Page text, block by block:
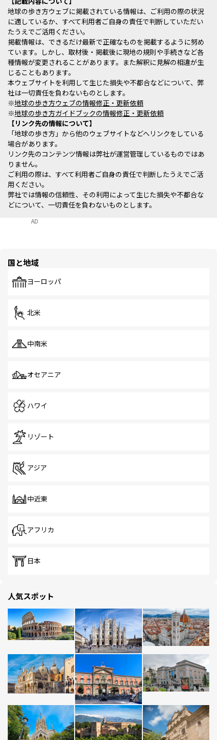
地球の歩き方ウェブに掲載されている情報は、ご利用の際の状況
に適しているか、すべて利用者ご自身の責任で判断していただい
たうえでご活用ください。
掲載情報は、できるだけ最新で正確なものを掲載するように努め
ています。しかし、取材後・掲載後に現地の規則や手続きなど各
種情報が変更されることがあります。また解釈に見解の相違が生
じることもあります。
本ウェブサイトを利用して生じた損失や不都合などについて、弊
社は一切責任を負わないものとします。
※地球の歩き方ウェブの情報修正・更新依頼
※地球の歩き方ガイドブックの情報修正・更新依頼
リンク先の情報について
「地球の歩き方」から他のウェブサイトなどへリンクをしている
場合があります。
リンク先のコンテンツ情報は弊社が運営管理しているものではあ
りません。
ご利用の際は、すべて利用者ご自身の責任で判断したうえでご活
用ください。
弊社では情報の信頼性、その利用によって生じた損失や不都合な
どについて、一切責任を負わないものとします。
AD
国と地域
ヨーロッパ
北米
中南米
オセアニア
ハワイ
リゾート
アジア
中近東
アフリカ
日本
人気スポット